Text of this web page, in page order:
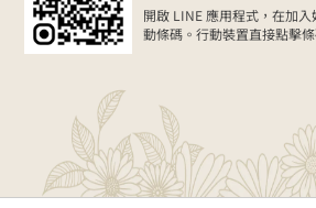
開啟 LINE 應用程式，在加
動條碼。行動裝置直接點擊